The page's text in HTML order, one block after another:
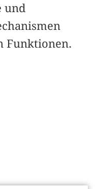
und
Funktionen.